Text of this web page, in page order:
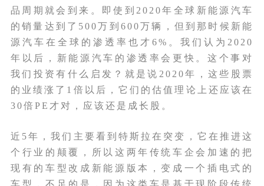
品周期就会到来。即使到2020年全球新能源汽车
的销量达到了500万到600万辆，但到那时候新能
源汽车在全球的渗透率也才6%。我们认为2020
年以后，新能源汽车的渗透率会更快。这个事对
我们投资有什么启发？就是说2020年，这些股票
的业绩涨了1倍以后，它们的估值理论上还应该在
30倍PE才对，应该还是成长股。
近5年，我们主要看到特斯拉在突变，它在推进这
个行业的颠覆，所以这两年传统车企会加速的把
现有的车型改成新能源版本，变成一个插电式的
车型，不足的是，因为这类车是基于现阶段传统